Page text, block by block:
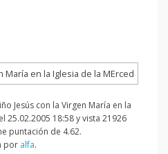
Jesús con la Virgen María en la
25.02.2005 18:58 y vista 21926
puntación de 4.62.
por alfa.